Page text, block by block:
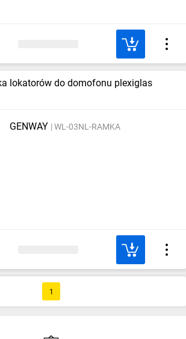
lokatorów do domofonu plexiglas
GENWAY WL-03NL-RAMKA
1